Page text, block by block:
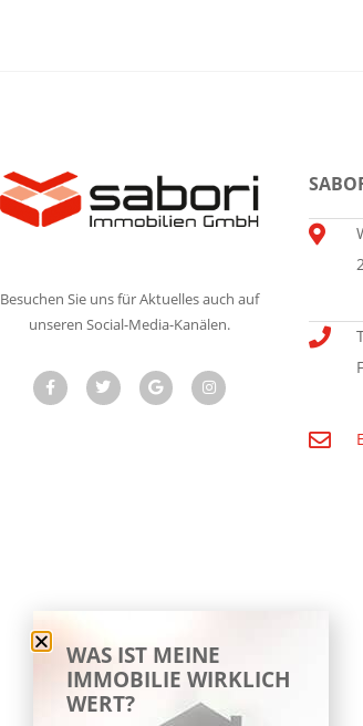
Besuchen Sie uns für Aktuelles auch auf
unseren Social-Media-Kanälen.
WAS IST MEINE
IMMOBILIE WIRKLICH
WERT?